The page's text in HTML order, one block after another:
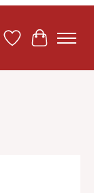
Liste dePanier